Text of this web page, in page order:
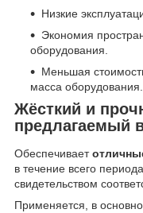
Низкие
Экономия
оборудования.
Меньшая
масса оборудования.
Жёсткий и
предлагаемый
Обеспечивает
в течение всего
свидетельством
Применяется, в